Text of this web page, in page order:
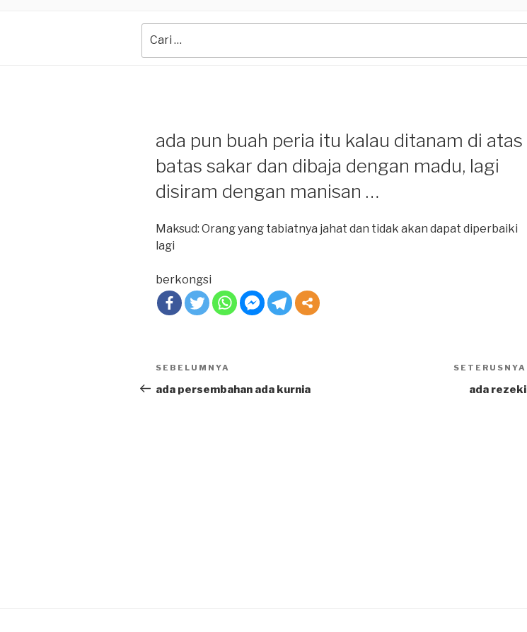
for:
ada pun buah peria itu kalau ditanam di atas
batas sakar dan dibaja dengan madu, lagi
disiram dengan manisan …
Maksud: Orang yang tabiatnya jahat dan tidak akan dapat diperbaiki
lagi
berkongsi
Post
navigation
Previous
Post
SEBELUMNYA
ada persembahan ada kurnia
SETERUSNYA
ada rezeki